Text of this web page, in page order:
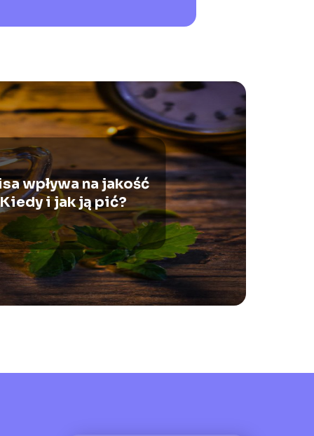
wpływa na jakość
i jak ją pić?